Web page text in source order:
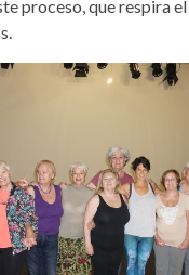
proceso, que respira